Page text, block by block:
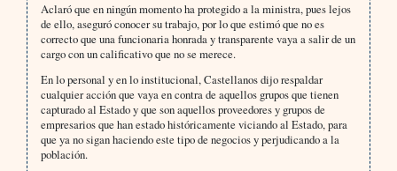
Aclaró que en ningún momento ha protegido a la ministra, pues lejos
de ello, aseguró conocer su trabajo, por lo que estimó que no es
correcto que una funcionaria honrada y transparente vaya a salir de un
cargo con un calificativo que no se merece.
En lo personal y en lo institucional, Castellanos dijo respaldar
cualquier acción que vaya en contra de aquellos grupos que tienen
capturado al Estado y que son aquellos proveedores y grupos de
empresarios que han estado históricamente viciando al Estado, para
que ya no sigan haciendo este tipo de negocios y perjudicando a la
población.